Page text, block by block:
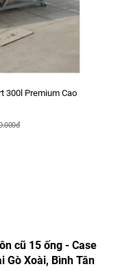
300l Premium Cao
cũ 15 ống - Case
Gò Xoài, Bình Tân